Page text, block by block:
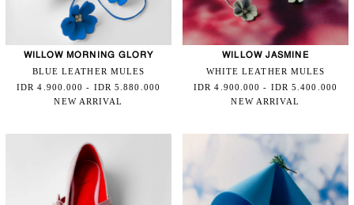
WILLOW MORNING GLORY
BLUE LEATHER MULES
IDR 4.900.000 - IDR 5.880.000
NEW ARRIVAL
WILLOW JASMINE
WHITE LEATHER MULES
IDR 4.900.000 - IDR 5.400.000
NEW ARRIVAL